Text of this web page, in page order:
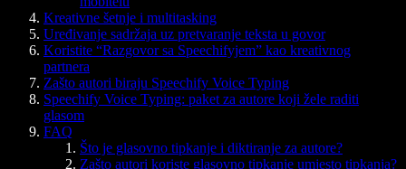
Kreativne šetnje i multitasking
Uređivanje sadržaja uz pretvaranje teksta u govor
Koristite “Razgovor sa Speechifyjem” kao kreativnog
partnera
Zašto autori biraju Speechify Voice Typing
Speechify Voice Typing: paket za autore koji žele raditi
glasom
FAQ
Što je glasovno tipkanje i diktiranje za autore?
Zašto autori koriste glasovno tipkanje umjesto tipkanja?